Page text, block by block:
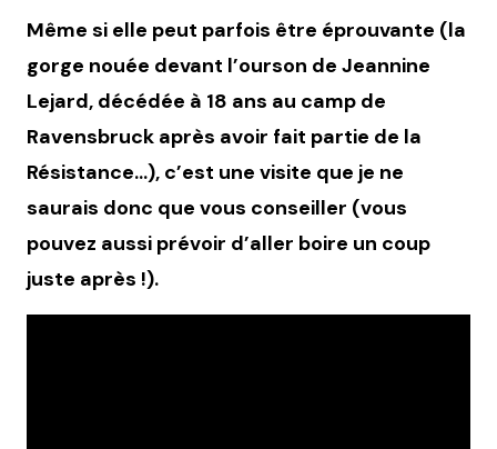
Même si elle peut parfois être éprouvante (la
gorge nouée devant l’ourson de Jeannine
Lejard, décédée à 18 ans au camp de
Ravensbruck après avoir fait partie de la
Résistance…), c’est une visite que je ne
saurais donc que vous conseiller (vous
pouvez aussi prévoir d’aller boire un coup
juste après !).